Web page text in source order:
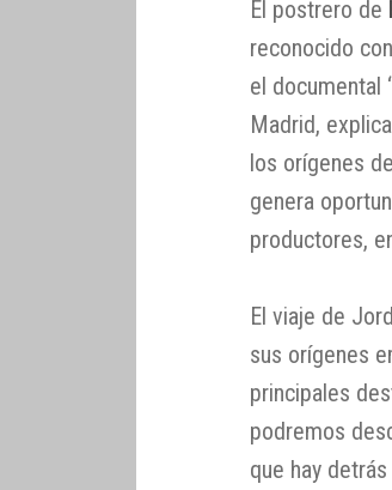
El postrero de
reconocido con
el documental
Madrid,
los orígenes
genera
productores,
El viaje de
sus orígenes
principales
podremos
que hay